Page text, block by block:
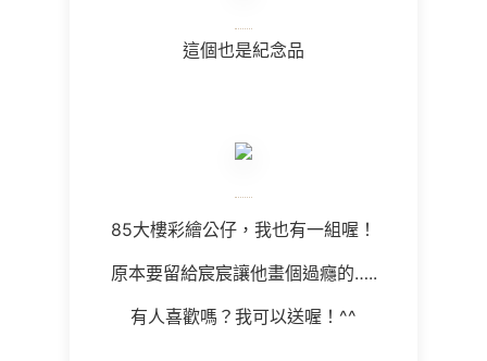
這個也是紀念品
85大樓彩繪公仔，我也有一組喔！
原本要留給宸宸讓他畫個過癮的…..
有人喜歡嗎？我可以送喔！^^